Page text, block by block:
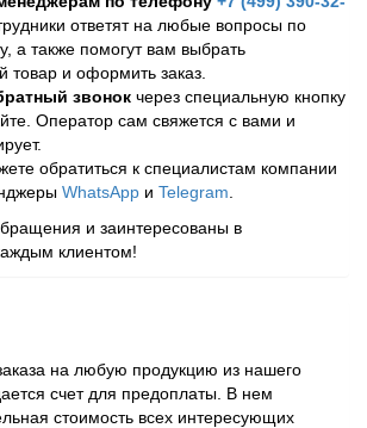
ответят на любые вопросы по
а также помогут вам выбрать
товар и оформить заказ.
звонок через специальную кнопку
Оператор сам свяжется с вами и
обратиться к специалистам компании
WhatsApp и Telegram
и заинтересованы в
клиентом!
на любую продукцию из нашего
счет для предоплаты. В нем
стоимость всех интересующих